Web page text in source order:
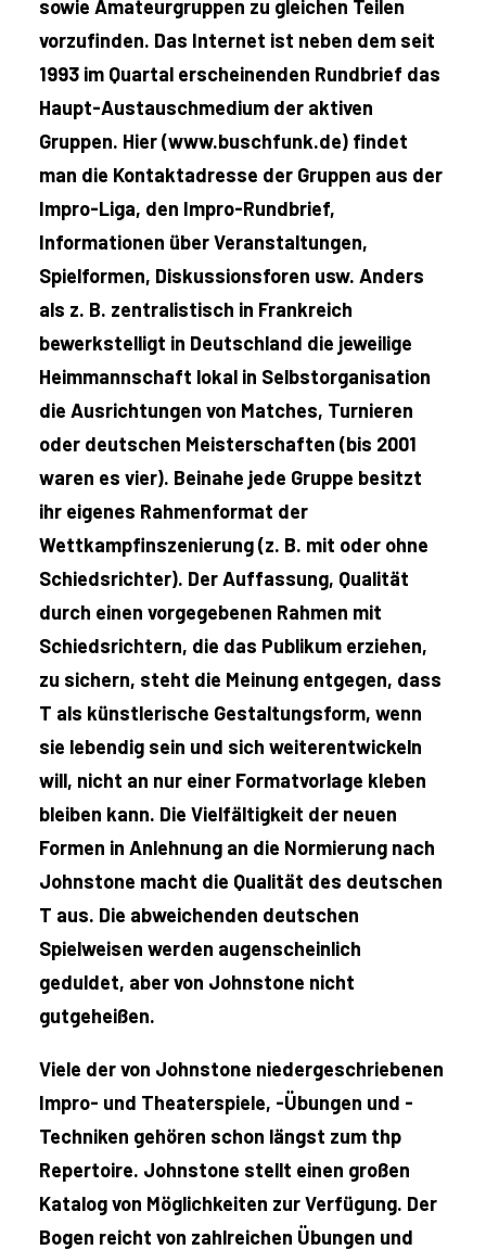
sowie Amateurgruppen zu gleichen Teilen
vorzufinden. Das Internet ist neben dem seit
1993 im Quartal erscheinenden Rundbrief das
Haupt-Austauschmedium der aktiven
Gruppen. Hier (www.buschfunk.de) findet
man die Kontaktadresse der Gruppen aus der
Impro-Liga, den Impro-Rundbrief,
Informationen über Veranstaltungen,
Spielformen, Diskussionsforen usw. Anders
als z. B. zentralistisch in Frankreich
bewerkstelligt in Deutschland die jeweilige
Heimmannschaft lokal in Selbstorganisation
die Ausrichtungen von Matches, Turnieren
oder deutschen Meisterschaften (bis 2001
waren es vier). Beinahe jede Gruppe besitzt
ihr eigenes Rahmenformat der
Wettkampfinszenierung (z. B. mit oder ohne
Schiedsrichter). Der Auffassung, Qualität
durch einen vorgegebenen Rahmen mit
Schiedsrichtern, die das Publikum erziehen,
zu sichern, steht die Meinung entgegen, dass
T als künstlerische Gestaltungsform, wenn
sie lebendig sein und sich weiterentwickeln
will, nicht an nur einer Formatvorlage kleben
bleiben kann. Die Vielfältigkeit der neuen
Formen in Anlehnung an die Normierung nach
Johnstone macht die Qualität des deutschen
T aus. Die abweichenden deutschen
Spielweisen werden augenscheinlich
geduldet, aber von Johnstone nicht
gutgeheißen.
Viele der von Johnstone niedergeschriebenen
Impro- und Theaterspiele, -Übungen und -
Techniken gehören schon längst zum thp
Repertoire. Johnstone stellt einen großen
Katalog von Möglichkeiten zur Verfügung. Der
Bogen reicht von zahlreichen Übungen und